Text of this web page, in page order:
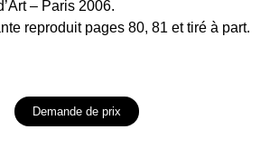
– Paris 2006.
reproduit pages 80, 81 et tiré à part.
Demande de prix